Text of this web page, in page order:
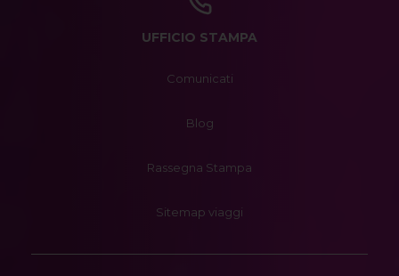
UFFICIO STAMPA
Comunicati
Blog
Rassegna Stampa
Sitemap viaggi